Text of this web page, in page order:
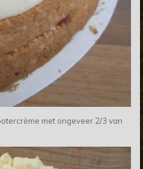
met ongeveer 2/3 van